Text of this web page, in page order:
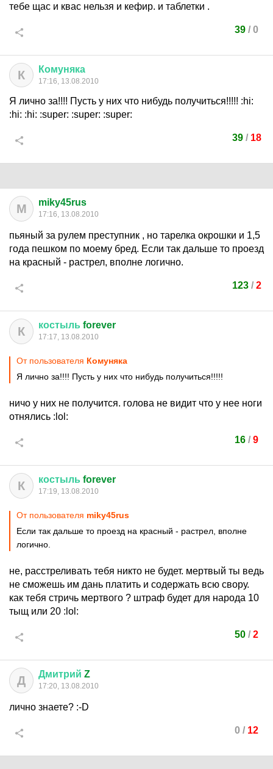
тебе щас и квас нельзя и кефир. и таблетки .
39 / 0
К Комуняка
17:16, 13.08.2010
Я лично за!!!! Пусть у них что нибудь получиться!!!!! :hi:
:hi: :hi: :super: :super: :super:
39/ 18
M miky45rus
17:16, 13.08.2010
пьяный за рулем преступник , но тарелка окрошки и 1,5
года пешком по моему бред. Если так дальше то проезд
на красный - растрел, вполне логично.
123/ 2
К костыль forever
17:17, 13.08.2010
От пользователя Комуняка
Я лично за!!!! Пусть у них что нибудь получиться!!!!!
ничо у них не получится. голова не видит что у нее ноги
отнялись :lol:
16 / 9
К костыль forever
17:19, 13.08.2010
От пользователя miky45rus
Если так дальше то проезд на красный - растрел, вполне
логично.
не, расстреливать тебя никто не будет. мертвый ты ведь
не сможешь им дань платить и содержать всю свору.
как тебя стричь мертвого ? штраф будет для народа 10
тыщ или 20 :lol:
50 / 2
Д Дмитрий Z
17:20, 13.08.2010
лично знаете? :-D
0 / 12